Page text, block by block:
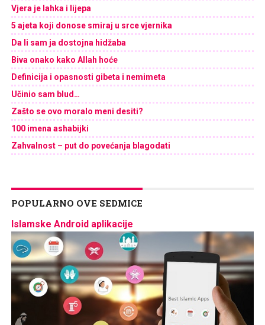
Vjera je lahka i lijepa
5 ajeta koji donose smiraj u srce vjernika
Da li sam ja dostojna hidžaba
Biva onako kako Allah hoće
Definicija i opasnosti gibeta i nemimeta
Učinio sam blud…
Zašto se ovo moralo meni desiti?
100 imena ashabijki
Zahvalnost – put do povećanja blagodati
POPULARNO OVE SEDMICE
Islamske Android aplikacije